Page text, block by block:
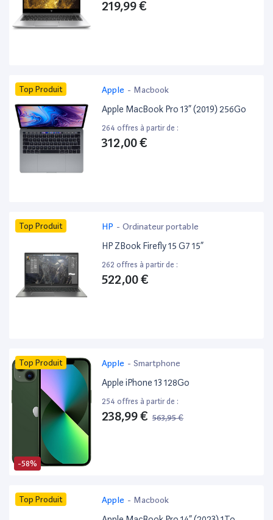
219,99 €
Top Produit Apple - Macbook
Apple MacBook Pro 13” (2019) 256Go
264 offres à partir de :
312,00 €
Top Produit HP - Ordinateur portable
HP ZBook Firefly 15 G7 15”
262 offres à partir de :
522,00 €
-58%
Top Produit Apple - Smartphone
Apple iPhone 13 128Go
254 offres à partir de :
238,99 € 563,95 €
Top Produit Apple - Macbook